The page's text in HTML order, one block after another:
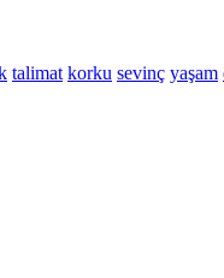
talimat korku sevinç yaşam